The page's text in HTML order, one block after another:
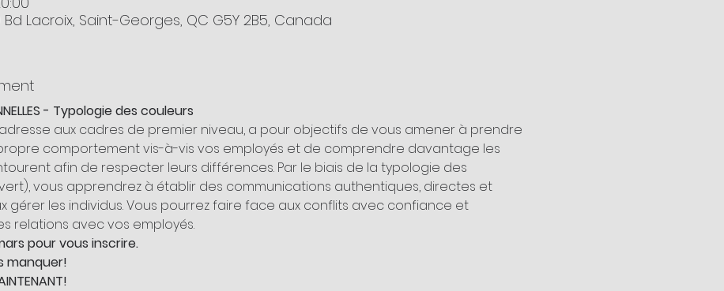
Lacroix, Saint-Georges, QC G5Y 2B5, Canada
- Typologie des couleurs
aux cadres de premier niveau, a pour objectifs de vous amener à prendre
comportement vis-à-vis vos employés et de comprendre davantage les
afin de respecter leurs différences. Par le biais de la typologie des
vous apprendrez à établir des communications authentiques, directes et
gérer les individus. Vous pourrez faire face aux conflits avec confiance et
relations avec vos employés.
pour vous inscrire.
manquer!